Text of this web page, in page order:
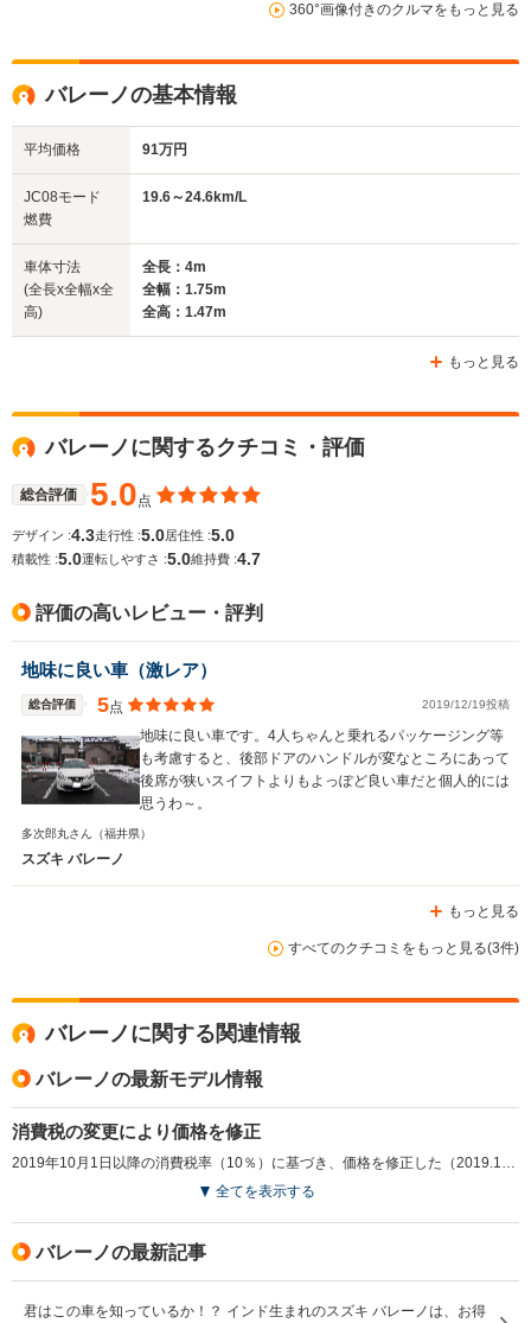
燃費
駆動方式
360°画像付きのクルマをもっと見る
バレーノの基本情報
平均価格 91万円
JC08モード
燃費
19.6～24.6km/L
車体寸法
(全長x全幅x全
高)
全長：4m
全幅：1.75m
全高：1.47m
もっと見る
バレーノに関するクチコミ・評価
総合評価 5.0 点
デザイン :4.3走行性 :5.0居住性 :5.0
積載性 :5.0運転しやすさ :5.0維持費 :4.7
評価の高いレビュー・評判
地味に良い車（激レア）
総合評価 5点 2019/12/19投稿
地味に良い車です。4人ちゃんと乗れるパッケージング等
も考慮すると、後部ドアのハンドルが変なところにあって
後席が狭いスイフトよりもよっぽど良い車だと個人的には
思うわ～。
多次郎丸さん （福井県）
スズキ バレーノ
もっと見る
すべてのクチコミをもっと見る(3件)
バレーノに関する関連情報
バレーノの最新モデル情報
消費税の変更により価格を修正
2019年10月1日以降の消費税率（10％）に基づき、価格を修正した（2019.10）
全てを表示する
バレーノの最新記事
君はこの車を知っているか！？ インド生まれのスズキ バレーノは、お得